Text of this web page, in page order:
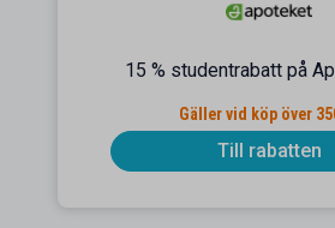
15 % studentrabatt på
Gäller vid köp över
Till rabatten